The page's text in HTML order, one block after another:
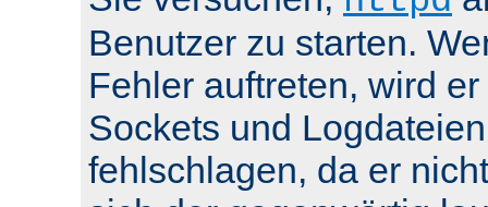
Benutzer zu starten.
Fehler auftreten, wird
Sockets und
fehlschlagen, da er